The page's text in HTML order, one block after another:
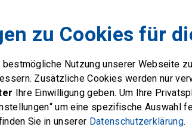
zu Cookies für
Nutzung unserer Webseite
Zusätzliche Cookies werden nur
Ihre Einwilligung geben. Um Ihre
um eine spezifische Auswahl
Sie in unserer Datenschutzerklärung.